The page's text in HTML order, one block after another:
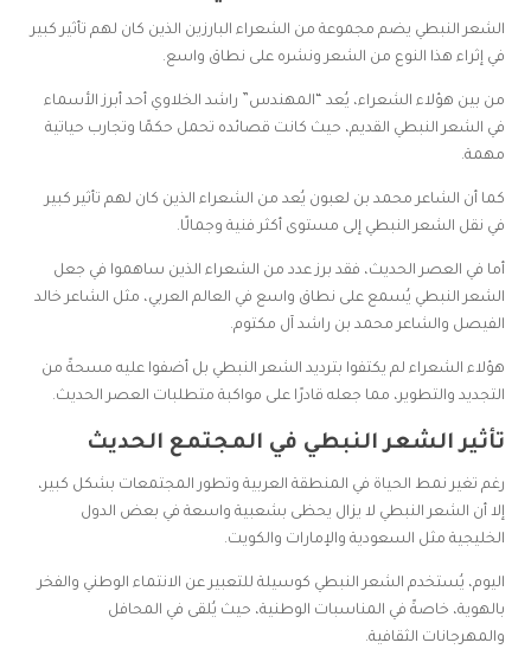
الشعر النبطي يضم مجموعة من الشعراء البارزين الذين كان لهم تأثير كبير
في إثراء هذا النوع من الشعر ونشره على نطاق واسع.
من بين هؤلاء الشعراء، يُعد “المهندس” راشد الخلاوي أحد أبرز الأسماء
في الشعر النبطي القديم، حيث كانت قصائده تحمل حكمًا وتجارب حياتية
مهمة.
كما أن الشاعر محمد بن لعبون يُعد من الشعراء الذين كان لهم تأثير كبير
في نقل الشعر النبطي إلى مستوى أكثر فنية وجمالًا.
أما في العصر الحديث، فقد برز عدد من الشعراء الذين ساهموا في جعل
الشعر النبطي يُسمع على نطاق واسع في العالم العربي، مثل الشاعر خالد
الفيصل والشاعر محمد بن راشد آل مكتوم.
هؤلاء الشعراء لم يكتفوا بترديد الشعر النبطي بل أضفوا عليه مسحةً من
التجديد والتطوير، مما جعله قادرًا على مواكبة متطلبات العصر الحديث.
تأثير الشعر النبطي في المجتمع الحديث
رغم تغير نمط الحياة في المنطقة العربية وتطور المجتمعات بشكل كبير،
إلا أن الشعر النبطي لا يزال يحظى بشعبية واسعة في بعض الدول
الخليجية مثل السعودية والإمارات والكويت.
اليوم، يُستخدم الشعر النبطي كوسيلة للتعبير عن الانتماء الوطني والفخر
بالهوية، خاصةً في المناسبات الوطنية، حيث يُلقى في المحافل
والمهرجانات الثقافية.